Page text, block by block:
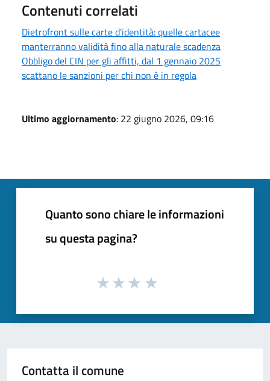
Contenuti correlati
Dietrofront sulle carte d'identità: quelle cartacee
manterranno validità fino alla naturale scadenza
Obbligo del CIN per gli affitti, dal 1 gennaio 2025
scattano le sanzioni per chi non è in regola
Ultimo aggiornamento: 22 giugno 2026, 09:16
Quanto sono chiare le informazioni
su questa pagina?
Contatta il comune